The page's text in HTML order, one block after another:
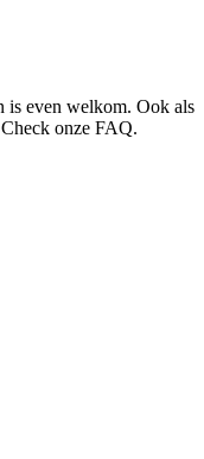
is even welkom. Ook als
onze FAQ.